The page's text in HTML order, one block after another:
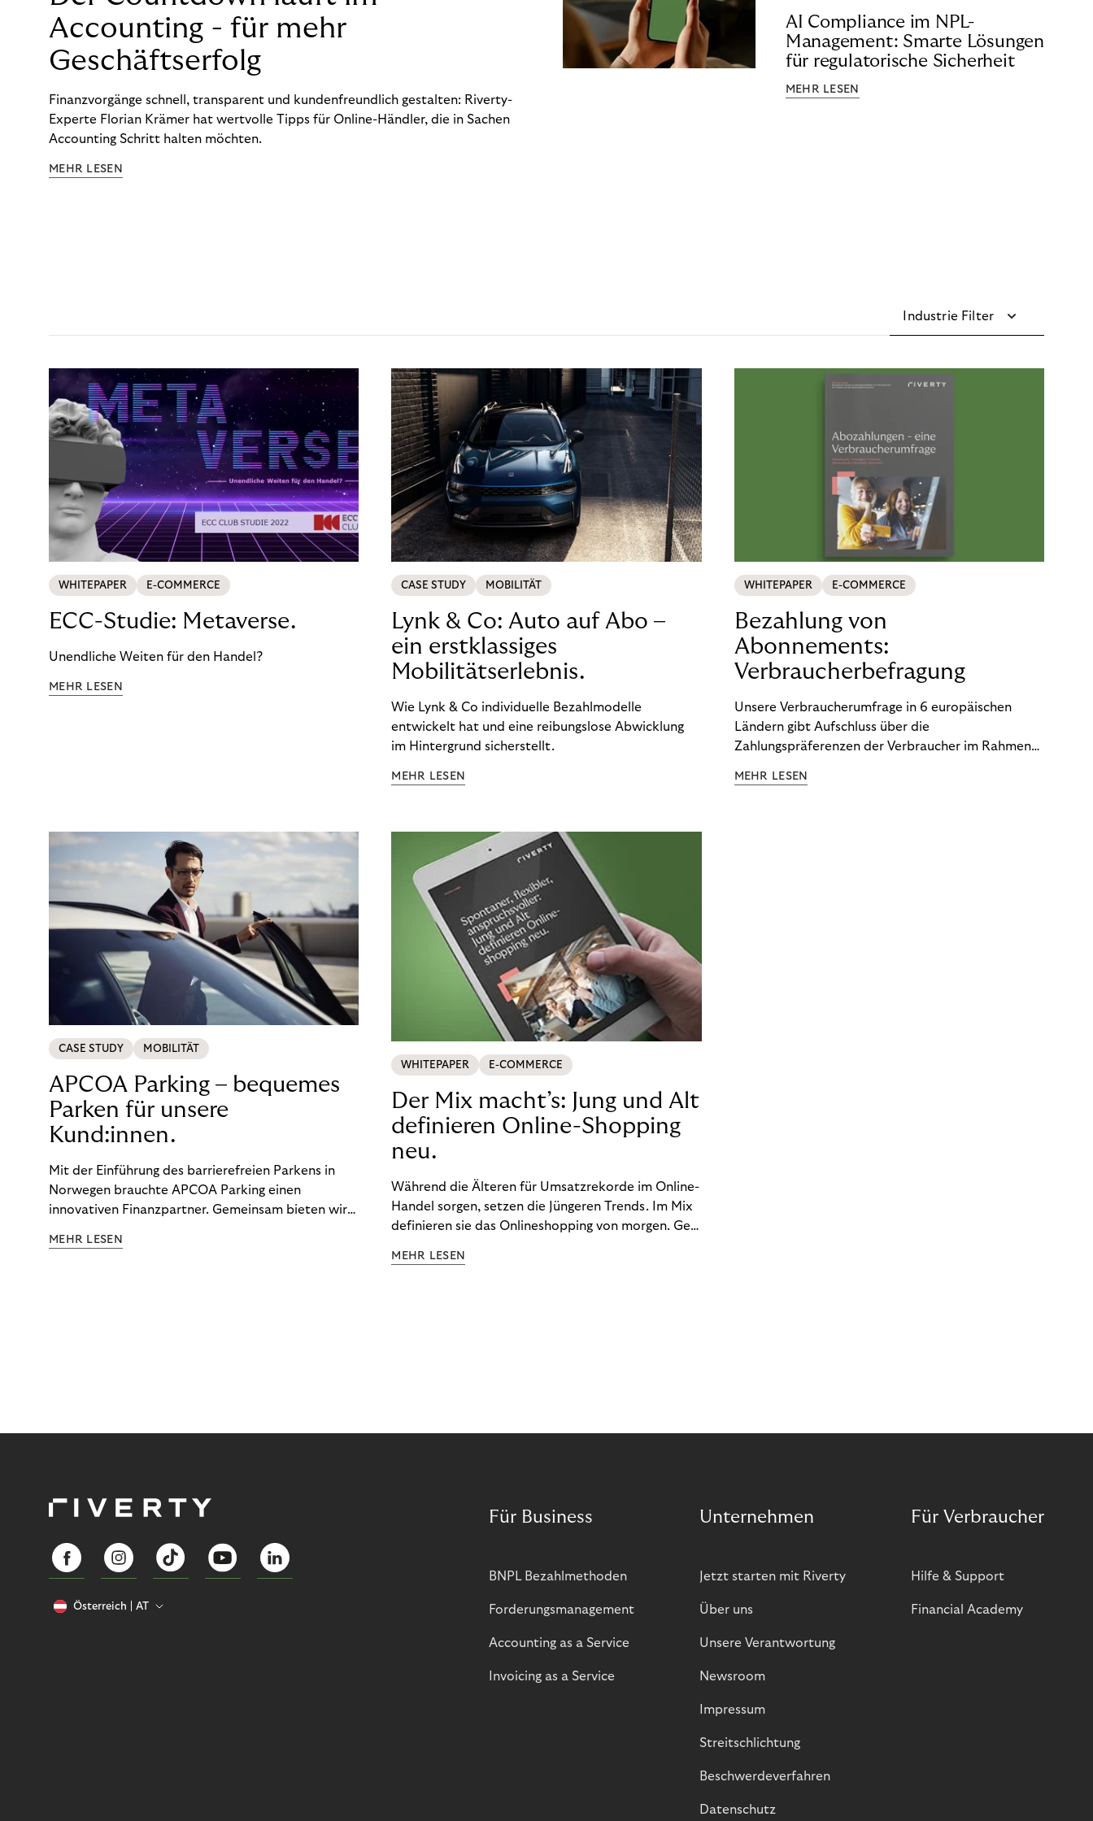
Accounting - für mehr
Geschäftserfolg
Finanzvorgänge schnell, transparent und kundenfreundlich gestalten: Riverty-
Experte Florian Krämer hat wertvolle Tipps für Online-Händler, die in Sachen
Accounting Schritt halten möchten.
MEHR LESEN
AI Compliance im NPL-
Management: Smarte Lösungen
für regulatorische Sicherheit
MEHR LESEN
Industrie Filter
WHITEPAPER E-COMMERCE
ECC-Studie: Metaverse.
Unendliche Weiten für den Handel?
MEHR LESEN
CASE STUDY MOBILITÄT
Lynk & Co: Auto auf Abo –
ein erstklassiges
Mobilitätserlebnis.
Wie Lynk & Co individuelle Bezahlmodelle
entwickelt hat und eine reibungslose Abwicklung
im Hintergrund sicherstellt.
MEHR LESEN
WHITEPAPER E-COMMERCE
Bezahlung von
Abonnements:
Verbraucherbefragung
Unsere Verbraucherumfrage in 6 europäischen
Ländern gibt Aufschluss über die
Zahlungspräferenzen der Verbraucher im Rahmen
Ergebnisse, um zu erfahren, wie Sie
MEHR LESEN
CASE STUDY MOBILITÄT
APCOA Parking – bequemes
Parken für unsere
Kund:innen.
Mit der Einführung des barrierefreien Parkens in
Norwegen brauchte APCOA Parking einen
innovativen Finanzpartner. Gemeinsam bieten wir
Erlebnis.
MEHR LESEN
WHITEPAPER E-COMMERCE
Der Mix macht’s: Jung und Alt
definieren Online-Shopping
neu.
Während die Älteren für Umsatzrekorde im Online-
Handel sorgen, setzen die Jüngeren Trends. Im Mix
definieren sie das Onlineshopping von morgen. Gen
gemeinsame Leidenschaft - allerdings
MEHR LESEN
Österreich AT
Für Business
BNPL Bezahlmethoden
Forderungsmanagement
Accounting as a Service
Invoicing as a Service
Unternehmen
Jetzt starten mit Riverty
Über uns
Unsere Verantwortung
Newsroom
Impressum
Streitschlichtung
Beschwerdeverfahren
Datenschutz
Für Verbraucher
Hilfe & Support
Financial Academy